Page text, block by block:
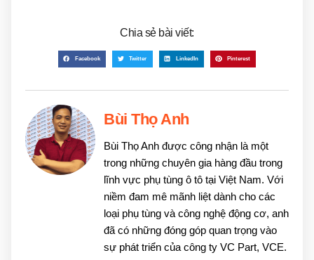
Chia sẻ bài viết:
Facebook Twitter LinkedIn Pinterest
Bùi Thọ Anh
Bùi Thọ Anh được công nhận là một
trong những chuyên gia hàng đầu trong
lĩnh vực phụ tùng ô tô tại Việt Nam. Với
niềm đam mê mãnh liệt dành cho các
loại phụ tùng và công nghệ động cơ, anh
đã có những đóng góp quan trọng vào
sự phát triển của công ty VC Part, VCE.